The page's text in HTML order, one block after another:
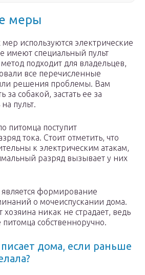
меры
мер используются электрические
имеют специальный пульт
подходит для владельцев,
все перечисленные
решения проблемы. Вам
за собакой, застать ее за
пульт.
питомца поступит
тока. Стоит отметить, что
к электрическим атакам,
разряд вызывает у них
формирование
о мочеиспускании дома.
хозяина никак не страдает, ведь
собственноручно.
дома, если раньше